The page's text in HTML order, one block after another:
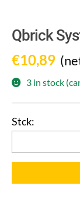
Qbrick
€10,89
3 in stock
System
Organizer